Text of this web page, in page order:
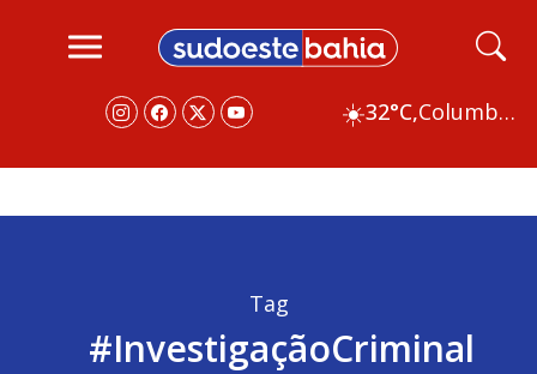
☀️32°C, Columbus
Tag
#InvestigaçãoCriminal